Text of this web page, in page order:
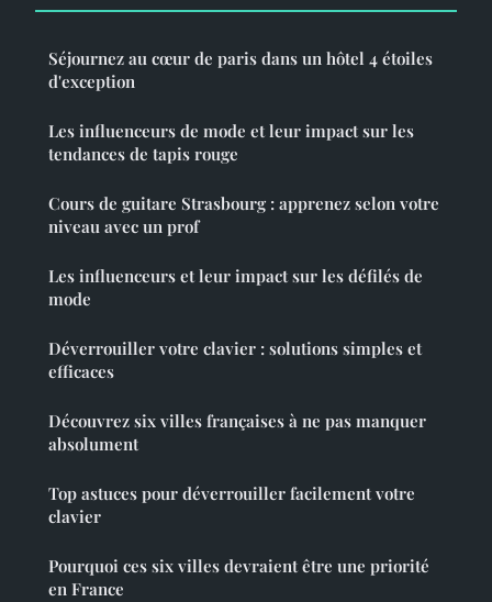
Séjournez au cœur de paris dans un hôtel 4 étoiles
d'exception
Les influenceurs de mode et leur impact sur les
tendances de tapis rouge
Cours de guitare Strasbourg : apprenez selon votre
niveau avec un prof
Les influenceurs et leur impact sur les défilés de
mode
Déverrouiller votre clavier : solutions simples et
efficaces
Découvrez six villes françaises à ne pas manquer
absolument
Top astuces pour déverrouiller facilement votre
clavier
Pourquoi ces six villes devraient être une priorité
en France